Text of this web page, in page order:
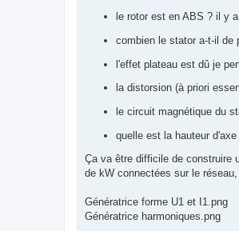
le rotor est en ABS ? il y
combien le stator a-t-il de
l'effet plateau est dû je
la distorsion (à priori
le circuit magnétique du
quelle est la hauteur
Ça va être difficile de construire
de kW connectées sur le
Génératrice forme U1 et I1.png
Génératrice harmoniques.png